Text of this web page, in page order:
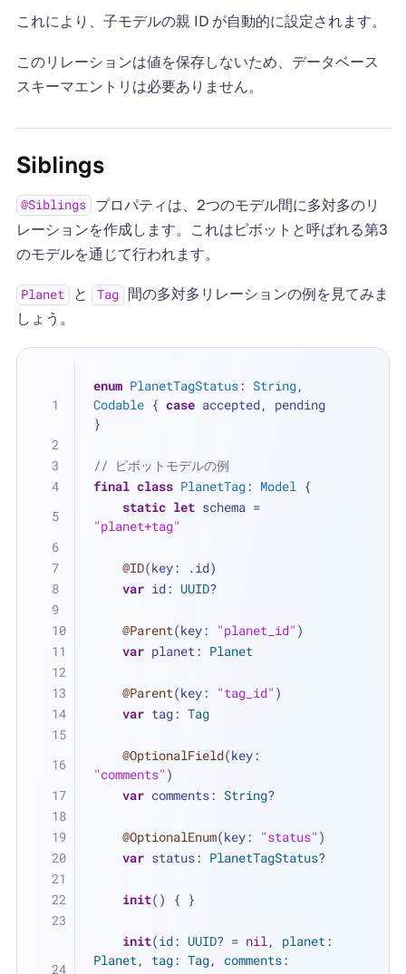
これにより、子モデルの親 ID が自動的に設定されます。
このリレーションは値を保存しないため、データベース
スキーマエントリは必要ありません。
Siblings
@Siblings
プロパティは、2つのモデル間に多対多のリ
レーションを作成します。これはピボットと呼ばれる第3
のモデルを通じて行われます。
Planet と Tag
間の多対多リレーションの例を見てみま
しょう。
enum PlanetTagStatus: String
Codable { case accepted, pending
}
// ピボットモデルの例
final class PlanetTag: Model {
static let schema =
"planet+tag"
@ID(key: .id)
var id: UUID?
@Parent(key: "planet_id" )
var planet: Planet
@Parent(key: "tag_id" )
var tag: Tag
@OptionalField
"comments" )
var comments: String?
@OptionalEnum(key: "status" )
var status: PlanetTagStatus?
init() { }
init(id: UUID? = nil, planet
Planet, tag: Tag, comments